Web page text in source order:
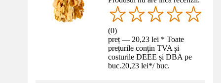
(0)
preț — 20,23 lei * Toate
prețurile conțin TVA și
costurile DEEE și DBA pe
buc.20,23 lei*/ buc.